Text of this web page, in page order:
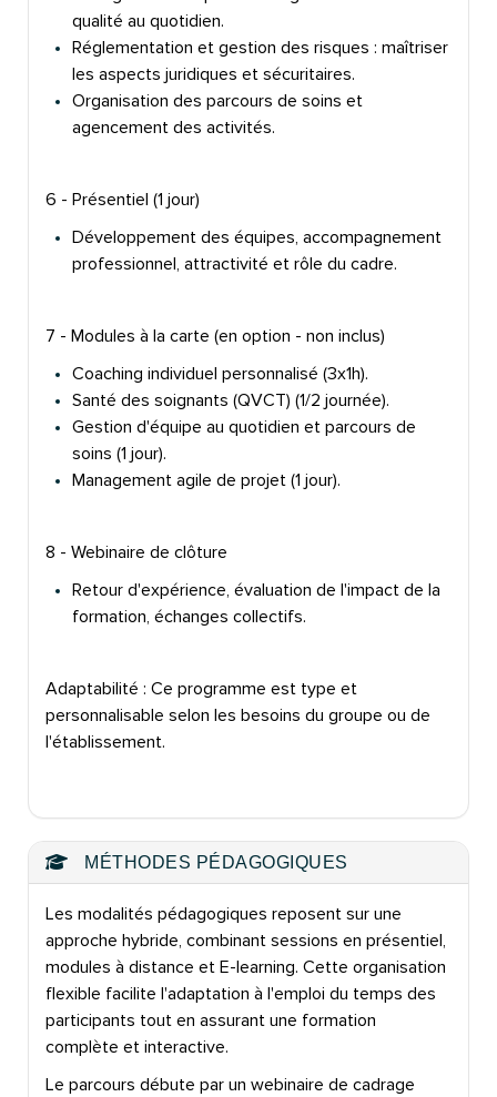
qualité au quotidien.
Réglementation et gestion des risques : maîtriser
les aspects juridiques et sécuritaires.
Organisation des parcours de soins et
agencement des activités.
6 - Présentiel (1 jour)
Développement des équipes, accompagnement
professionnel, attractivité et rôle du cadre.
7 - Modules à la carte (en option - non inclus)
Coaching individuel personnalisé (3x1h).
Santé des soignants (QVCT) (1/2 journée).
Gestion d'équipe au quotidien et parcours de
soins (1 jour).
Management agile de projet (1 jour).
8 - Webinaire de clôture
Retour d'expérience, évaluation de l'impact de la
formation, échanges collectifs.
Adaptabilité : Ce programme est type et
personnalisable selon les besoins du groupe ou de
l'établissement.
MÉTHODES PÉDAGOGIQUES
Les modalités pédagogiques reposent sur une
approche hybride, combinant sessions en présentiel,
modules à distance et E-learning. Cette organisation
flexible facilite l'adaptation à l'emploi du temps des
participants tout en assurant une formation
complète et interactive.
Le parcours débute par un webinaire de cadrage